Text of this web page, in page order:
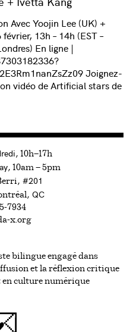
Avec Yoojin Lee (UK) +
13h – 14h (EST –
En ligne |
Joignez-
vidéo de Artificial stars de
10h—17h
10am — 5pm
, #201
, QC
7934
x.org
bilingue engagé dans
et la réflexion critique
en culture numérique